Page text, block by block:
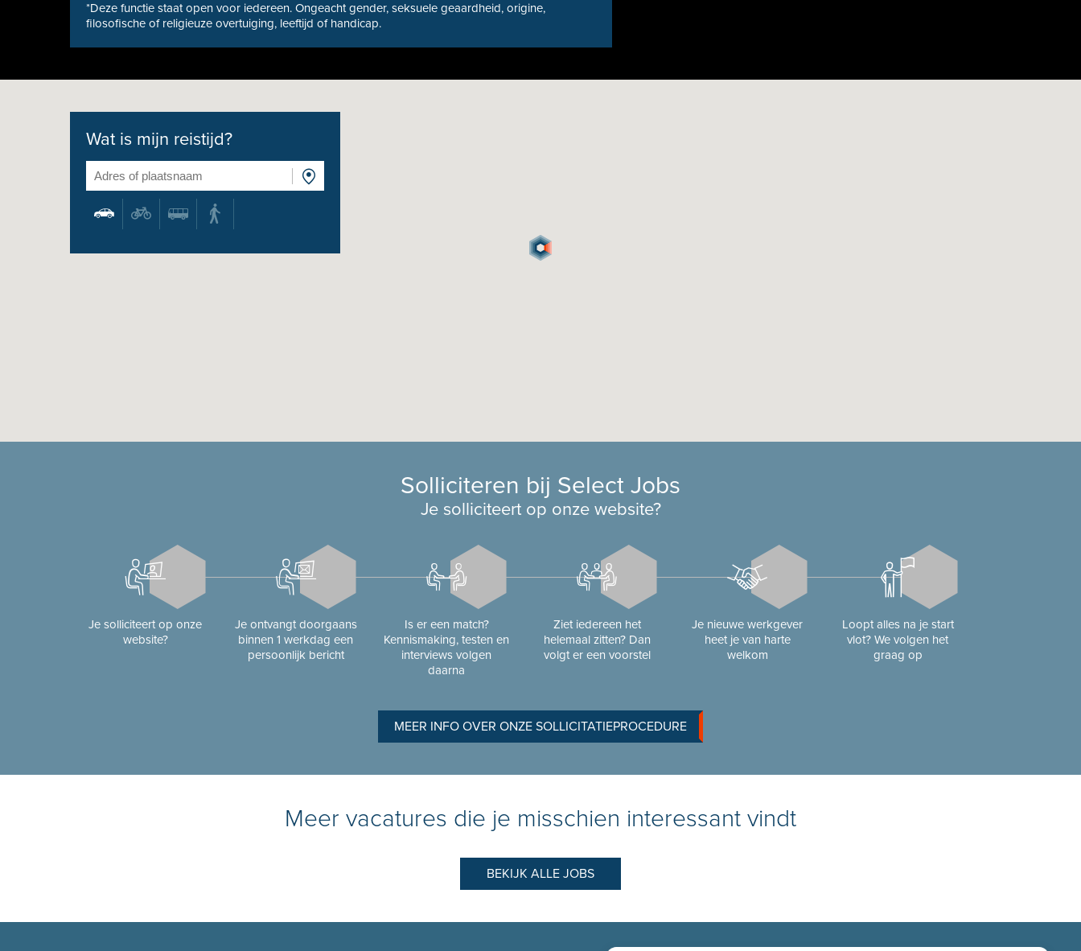
*Deze functie staat open voor iedereen. Ongeacht gender, seksuele geaardheid, origine,
filosofische of religieuze overtuiging, leeftijd of handicap.
Wat is mijn reistijd?
Solliciteren bij Select Jobs
Je solliciteert op onze website?
Je solliciteert op onze
website?
Je ontvangt doorgaans
binnen 1 werkdag een
persoonlijk bericht
Is er een match?
Kennismaking, testen en
interviews volgen
daarna
Ziet iedereen het
helemaal zitten? Dan
volgt er een voorstel
Je nieuwe werkgever
heet je van harte
welkom
Loopt alles na je start
vlot? We volgen het
graag op
MEER INFO OVER ONZE SOLLICITATIEPROCEDURE
Meer vacatures die je misschien interessant vindt
BEKIJK ALLE JOBS